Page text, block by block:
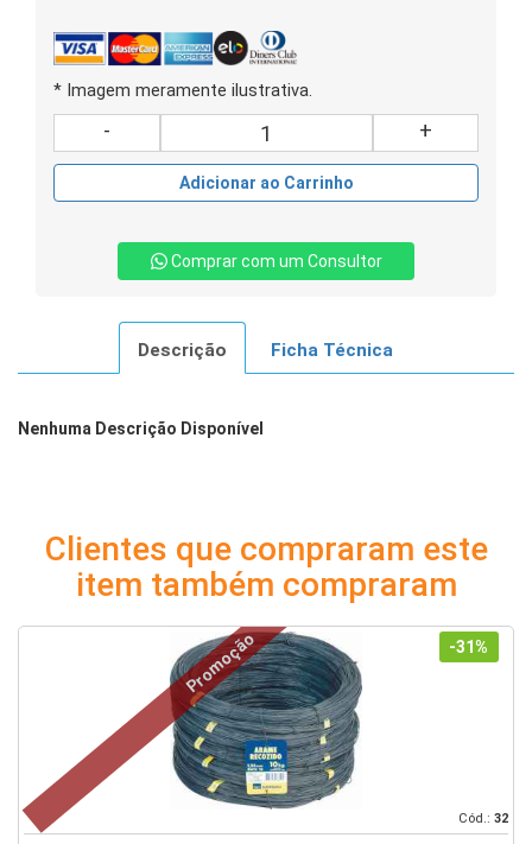
* Imagem meramente ilustrativa.
- +
Adicionar ao Carrinho
Comprar com um Consultor
Descrição Ficha Técnica
Nenhuma Descrição Disponível
Clientes que compraram este
item também compraram
-31%
Promoção
Cód.: 32